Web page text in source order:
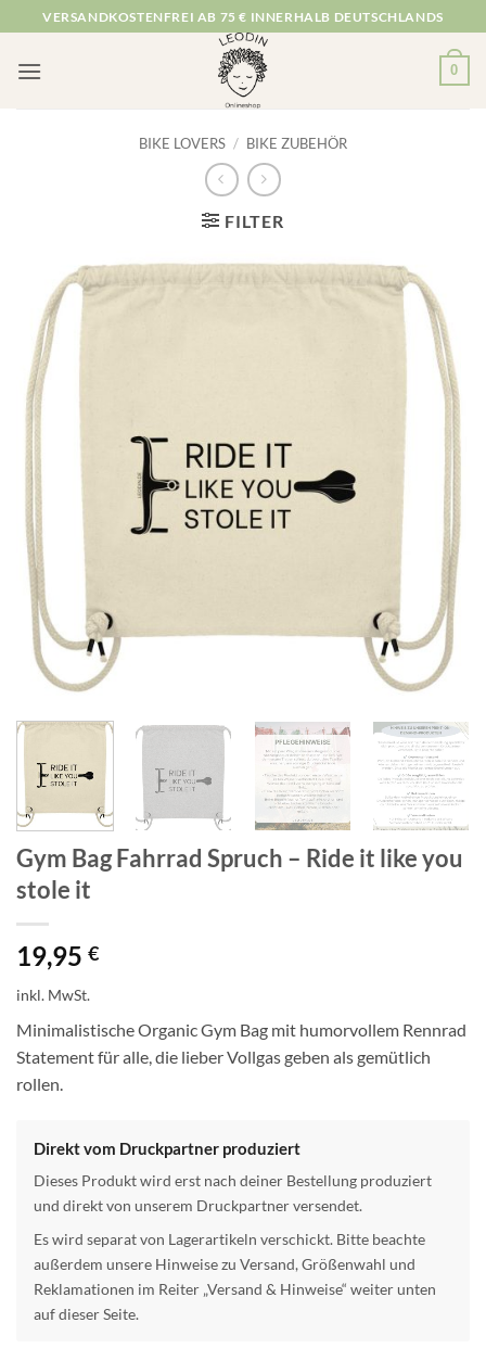
Inhalt
springen
VERSANDKOSTENFREI AB 75 € INNERHALB DEUTSCHLANDS
0
BIKE LOVERS / BIKE ZUBEHÖR
FILTER
Gym Bag Fahrrad Spruch – Ride it like you
stole it
19,95 €
inkl. MwSt.
Minimalistische Organic Gym Bag mit humorvollem Rennrad
Statement für alle, die lieber Vollgas geben als gemütlich
rollen.
Direkt vom Druckpartner produziert
Dieses Produkt wird erst nach deiner Bestellung produziert
und direkt von unserem Druckpartner versendet.
Es wird separat von Lagerartikeln verschickt. Bitte beachte
außerdem unsere Hinweise zu Versand, Größenwahl und
Reklamationen im Reiter „Versand & Hinweise“ weiter unten
auf dieser Seite.